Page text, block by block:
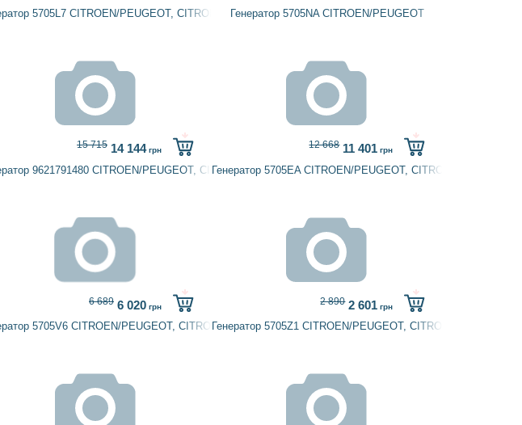
PARTS, HELLA, PEUGEOT, VAG
5705L7 CITROEN/PEUGEOT, CITROËN, PEUGEOTГенератор 5705NA CITROEN/PEUGEOT
HELLA, PEUGEOT
9621791480 CITROEN/PEUGEOT, CITROËN, LANCIA
15 715 14 144грн
Генератор 5705EA CITROEN/PEUGEOT, CITROËN, PEUGEOT
12 668 11 401 грн
5705V6 CITROEN/PEUGEOT, CITROËN, PEUGEOT
6 689 6 020 грн
Генератор 5705Z1 CITROEN/PEUGEOT, CITROËN, PEUGEOT
2 890 2 601 грн